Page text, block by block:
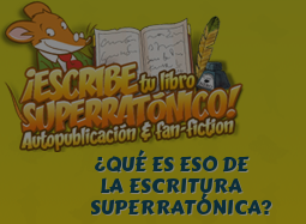
¿QUÉ ES ESO DE
LA ESCRITURA
SUPERRATÓNICA?